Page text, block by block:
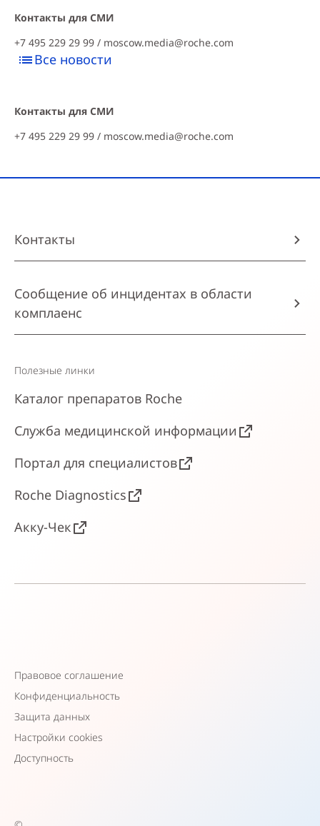
Контакты для СМИ
+7 495 229 29 99 / moscow.media@roche.com
Все новости
Контакты для СМИ
+7 495 229 29 99 / moscow.media@roche.com
Контакты
Сообщение об инцидентах в области
комплаенс
Полезные линки
Каталог препаратов Roche
Служба медицинской информации
Портал для специалистов
Roche Diagnostics
Акку-Чек
Правовое соглашение
Конфиденциальность
Защита данных
Настройки cookies
Доступность